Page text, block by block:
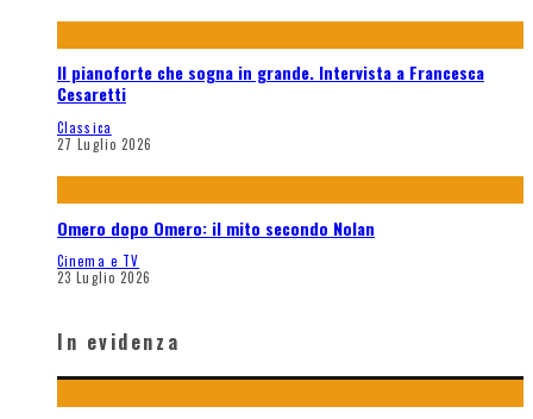
Il pianoforte che sogna in grande. Intervista a Francesca
Cesaretti
Classica
27 Luglio 2026
Omero dopo Omero: il mito secondo Nolan
Cinema e TV
23 Luglio 2026
In evidenza